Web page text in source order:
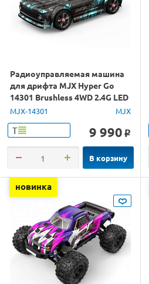
Радиоуправляемая машина
для дрифта MJX Hyper Go
14301 Brushless 4WD 2.4G LED
1/14 RTR
MJX-14301 MJX
Т 9 990 o
В корзину
новинка